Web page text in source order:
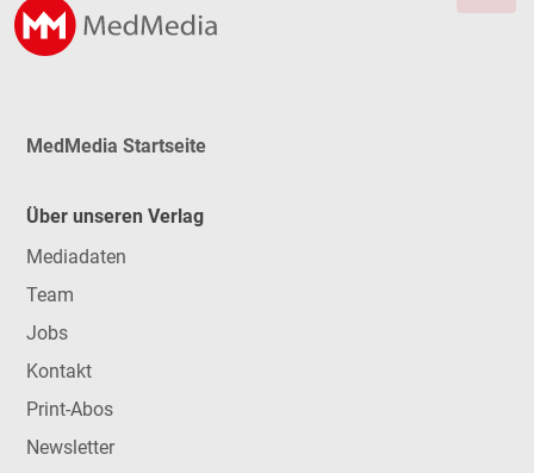
MedMedia Startseite
Über unseren Verlag
Mediadaten
Team
Jobs
Kontakt
Print-Abos
Newsletter